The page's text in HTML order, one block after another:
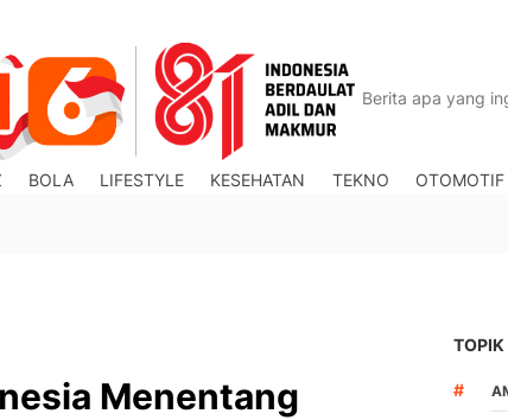
BOLA LIFESTYLE KESEHATAN TEKNO OTOMOTIF
Menentang
TOPIK
#